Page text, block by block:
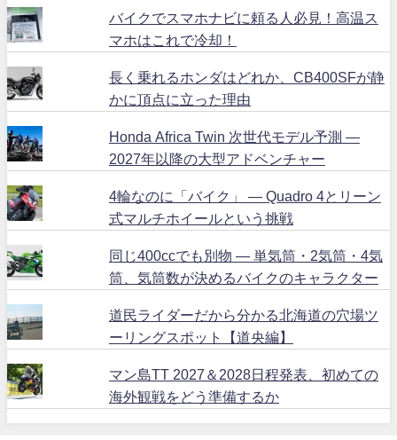
バイクでスマホナビに頼る人必見！高温ス
マホはこれで冷却！
長く乗れるホンダはどれか、CB400SFが静
かに頂点に立った理由
Honda Africa Twin 次世代モデル予測 ―
2027年以降の大型アドベンチャー
4輪なのに「バイク」 ― Quadro 4とリーン
式マルチホイールという挑戦
同じ400ccでも別物 ― 単気筒・2気筒・4気
筒、気筒数が決めるバイクのキャラクター
道民ライダーだから分かる北海道の穴場ツ
ーリングスポット【道央編】
マン島TT 2027＆2028日程発表、初めての
海外観戦をどう準備するか